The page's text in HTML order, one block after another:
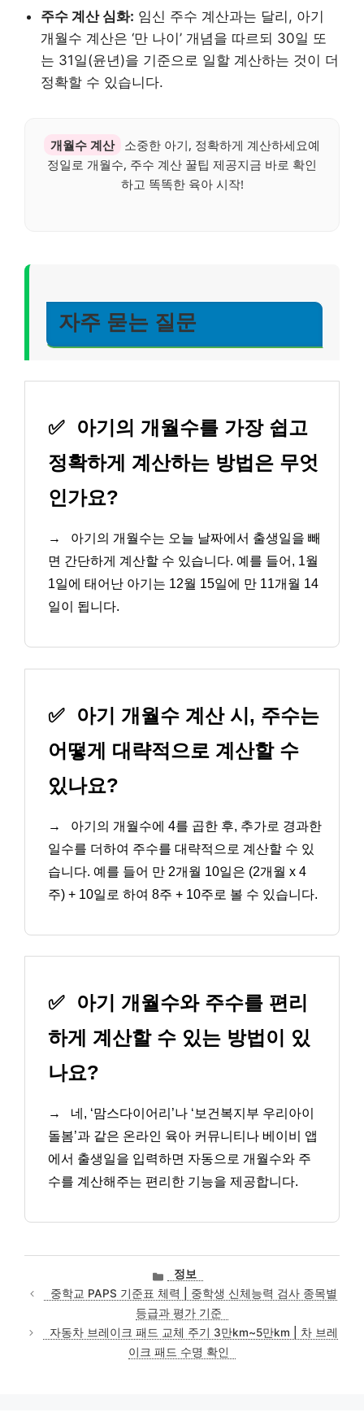
주수 계산 심화: 임신 주수 계산과는 달리, 아기
개월수 계산은 ‘만 나이’ 개념을 따르되 30일 또
는 31일(윤년)을 기준으로 일할 계산하는 것이 더
정확할 수 있습니다.
개월수 계산
소중한 아기, 정확하게 계산하세요예
정일로 개월수, 주수 계산 꿀팁 제공지금 바로 확인
하고 똑똑한 육아 시작!
자주 묻는 질문
✅
아기의 개월수를 가장 쉽고
정확하게 계산하는 방법은 무엇
인가요?
→
아기의 개월수는 오늘 날짜에서 출생일을 빼
면 간단하게 계산할 수 있습니다. 예를 들어, 1월
1일에 태어난 아기는 12월 15일에 만 11개월 14
일이 됩니다.
✅
아기 개월수 계산 시, 주수는
어떻게 대략적으로 계산할 수
있나요?
→
아기의 개월수에 4를 곱한 후, 추가로 경과한
일수를 더하여 주수를 대략적으로 계산할 수 있
습니다. 예를 들어 만 2개월 10일은 (2개월 x 4
주) + 10일로 하여 8주 + 10주로 볼 수 있습니다.
✅
아기 개월수와 주수를 편리
하게 계산할 수 있는 방법이 있
나요?
→
네, ‘맘스다이어리’나 ‘보건복지부 우리아이
돌봄’과 같은 온라인 육아 커뮤니티나 베이비 앱
에서 출생일을 입력하면 자동으로 개월수와 주
수를 계산해주는 편리한 기능을 제공합니다.
카
테
고
리
정보
중학교 PAPS 기준표 체력 | 중학생 신체능력 검사 종목별
등급과 평가 기준
자동차 브레이크 패드 교체 주기 3만km~5만km | 차 브레
이크 패드 수명 확인